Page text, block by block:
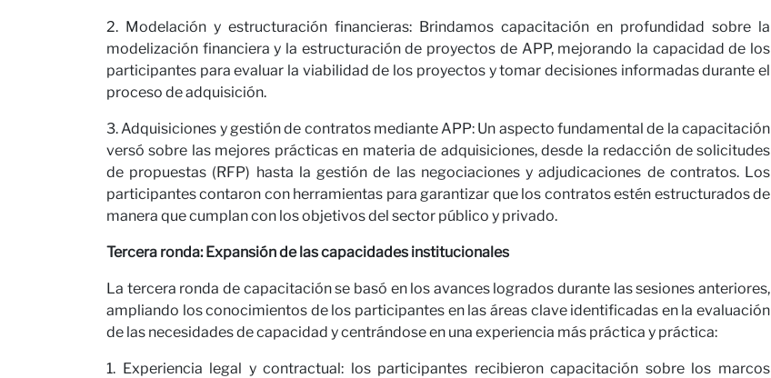
Colabora con
nosotros
2. Modelación y estructuración financieras: Brindamos capacitación en profundidad sobre la
modelización financiera y la estructuración de proyectos de APP, mejorando la capacidad de los
participantes para evaluar la viabilidad de los proyectos y tomar decisiones informadas durante el
proceso de adquisición.
3. Adquisiciones y gestión de contratos mediante APP: Un aspecto fundamental de la capacitación
versó sobre las mejores prácticas en materia de adquisiciones, desde la redacción de solicitudes
de propuestas (RFP) hasta la gestión de las negociaciones y adjudicaciones de contratos. Los
participantes contaron con herramientas para garantizar que los contratos estén estructurados de
manera que cumplan con los objetivos del sector público y privado.
Tercera ronda: Expansión de las capacidades institucionales
La tercera ronda de capacitación se basó en los avances logrados durante las sesiones anteriores,
ampliando los conocimientos de los participantes en las áreas clave identificadas en la evaluación
de las necesidades de capacidad y centrándose en una experiencia más práctica y práctica:
1. Experiencia legal y contractual: los participantes recibieron capacitación sobre los marcos